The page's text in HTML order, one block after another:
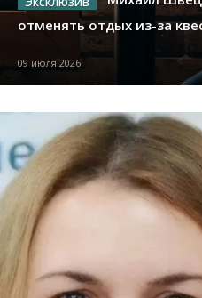
отменять отдых из-за
09 июля 2026